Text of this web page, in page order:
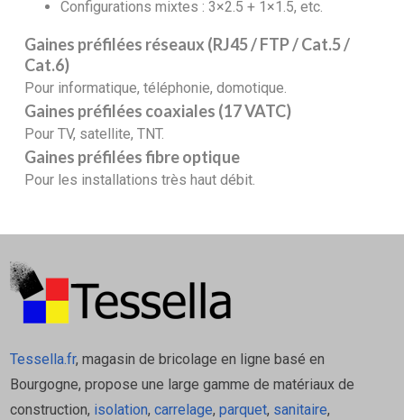
Configurations mixtes : 3×2.5 + 1×1.5, etc.
Gaines préfilées réseaux (RJ45 / FTP / Cat.5 /
Cat.6)
Pour informatique, téléphonie, domotique.
Gaines préfilées coaxiales (17 VATC)
Pour TV, satellite, TNT.
Gaines préfilées fibre optique
Pour les installations très haut débit.
Tessella.fr, magasin de bricolage en ligne basé en
Bourgogne, propose une large gamme de matériaux de
construction, isolation, carrelage, parquet, sanitaire,